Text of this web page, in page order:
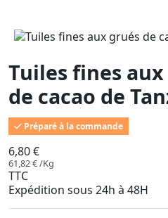
Tuiles fines
de cacao de
Préparé à la commande
6,80 €
61,82 € /Kg
TTC
Expédition sous 24h à 48H